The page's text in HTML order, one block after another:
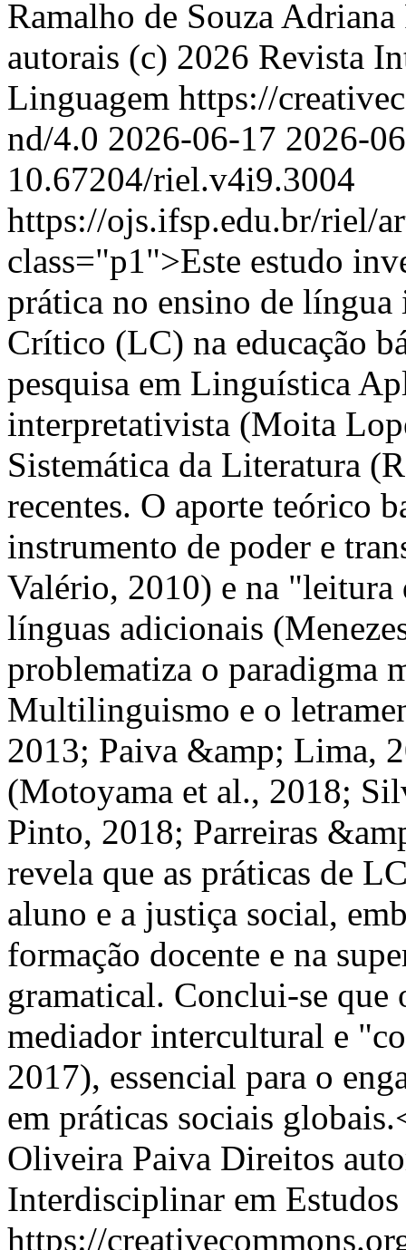
Ramalho de Souza Adriana
autorais (c) 2026 Revista
Linguagem https://
nd/4.0 2026-06-17 2026-
10.67204/riel.v4i9.3004
https://ojs.ifsp.edu.br/riel/
class="p1">Este estudo
prática no ensino de
Crítico (LC) na educação
pesquisa em Linguística
interpretativista (Moita
Sistemática da Literatura
recentes. O aporte teórico
instrumento de poder e
Valério, 2010) e na
línguas adicionais
problematiza o paradigma
Multilinguismo e o
2013; Paiva &amp; Lima,
(Motoyama et al., 2018;
Pinto, 2018; Parreiras
revela que as práticas de
aluno e a justiça social,
formação docente e na
gramatical. Conclui-se que
mediador intercultural e
2017), essencial para o
em práticas sociais
Oliveira Paiva Direitos
Interdisciplinar em
https://